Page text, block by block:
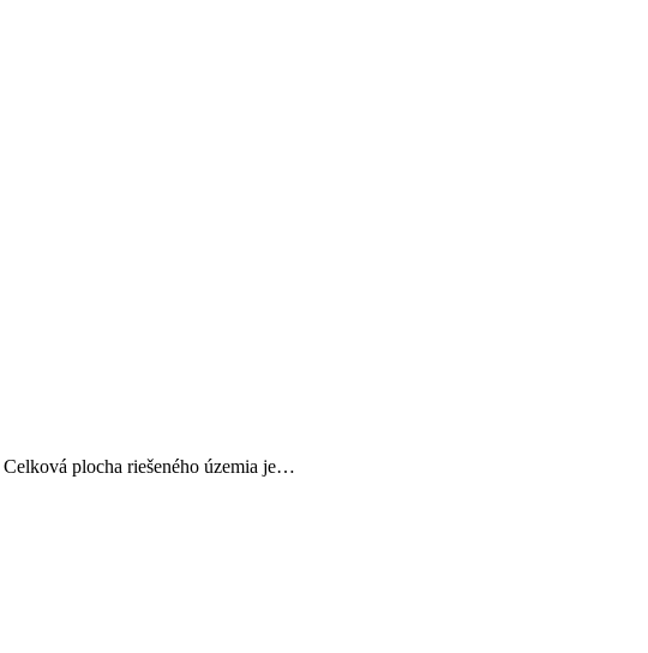
Celková plocha riešeného územia je…